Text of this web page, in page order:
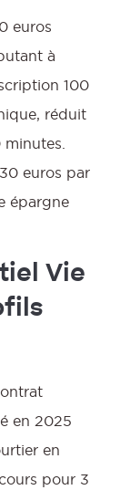
euros
à
100
réduit
euros par
épargne
Vie
en 2025
en
pour 3